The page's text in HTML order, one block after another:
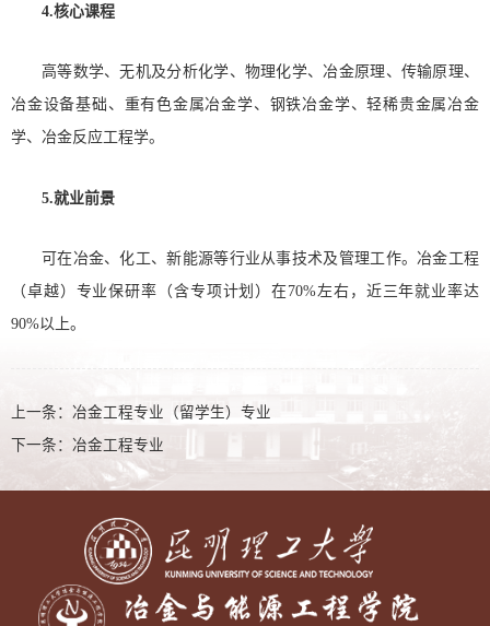
4.核心课程
高等数学、无机及分析化学、物理化学、冶金原理、传输原理、
冶金设备基础、重有色金属冶金学、钢铁冶金学、轻稀贵金属冶金
学、冶金反应工程学。
5.就业前景
可在冶金、化工、新能源等行业从事技术及管理工作。冶金工程
（卓越）专业保研率（含专项计划）在70%左右，近三年就业率达
90%以上。
上一条： 冶金工程专业（留学生）专业
下一条： 冶金工程专业